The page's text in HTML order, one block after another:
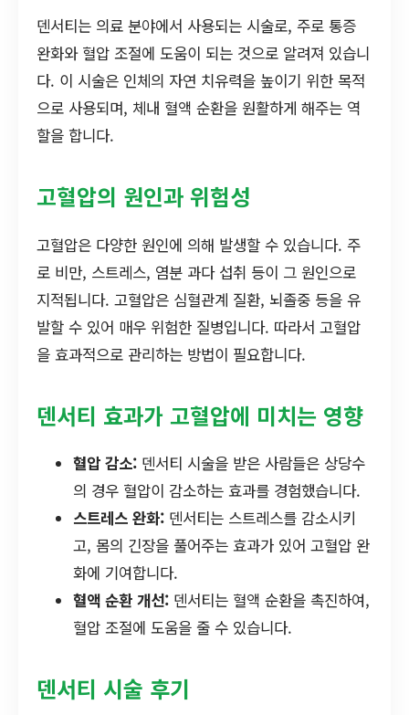
덴서티는 의료 분야에서 사용되는 시술로, 주로 통증
완화와 혈압 조절에 도움이 되는 것으로 알려져 있습니
다. 이 시술은 인체의 자연 치유력을 높이기 위한 목적
으로 사용되며, 체내 혈액 순환을 원활하게 해주는 역
할을 합니다.
고혈압의 원인과 위험성
고혈압은 다양한 원인에 의해 발생할 수 있습니다. 주
로 비만, 스트레스, 염분 과다 섭취 등이 그 원인으로
지적됩니다. 고혈압은 심혈관계 질환, 뇌졸중 등을 유
발할 수 있어 매우 위험한 질병입니다. 따라서 고혈압
을 효과적으로 관리하는 방법이 필요합니다.
덴서티 효과가 고혈압에 미치는 영향
혈압 감소: 덴서티 시술을 받은 사람들은 상당수
의 경우 혈압이 감소하는 효과를 경험했습니다.
스트레스 완화: 덴서티는 스트레스를 감소시키
고, 몸의 긴장을 풀어주는 효과가 있어 고혈압 완
화에 기여합니다.
혈액 순환 개선: 덴서티는 혈액 순환을 촉진하여,
혈압 조절에 도움을 줄 수 있습니다.
덴서티 시술 후기